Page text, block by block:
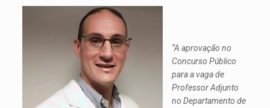
“A aprovação no
Concurso Público
para a vaga de
Professor Adjunto
no Departamento de